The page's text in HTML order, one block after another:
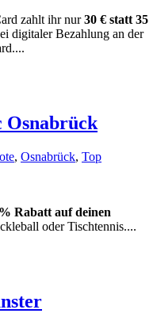
zahlt ihr nur30 € statt 35
digitaler Bezahlung an der
Osnabrück
, Osnabrück, Top
Rabatt auf deinen
oder Tischtennis....